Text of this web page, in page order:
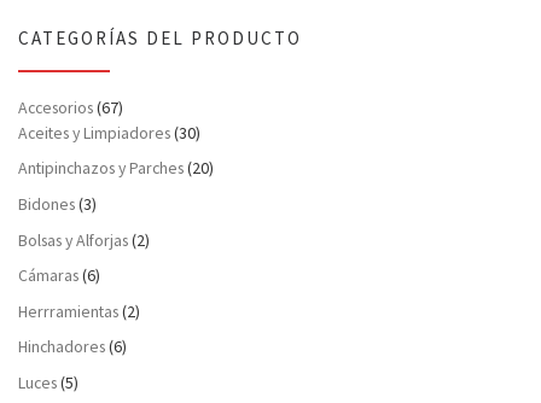
CATEGORÍAS DEL PRODUCTO
Accesorios(67)
Aceites y Limpiadores(30)
Antipinchazos y Parches(20)
Bidones(3)
Bolsas y Alforjas(2)
Cámaras(6)
Herrramientas(2)
Hinchadores(6)
Luces(5)